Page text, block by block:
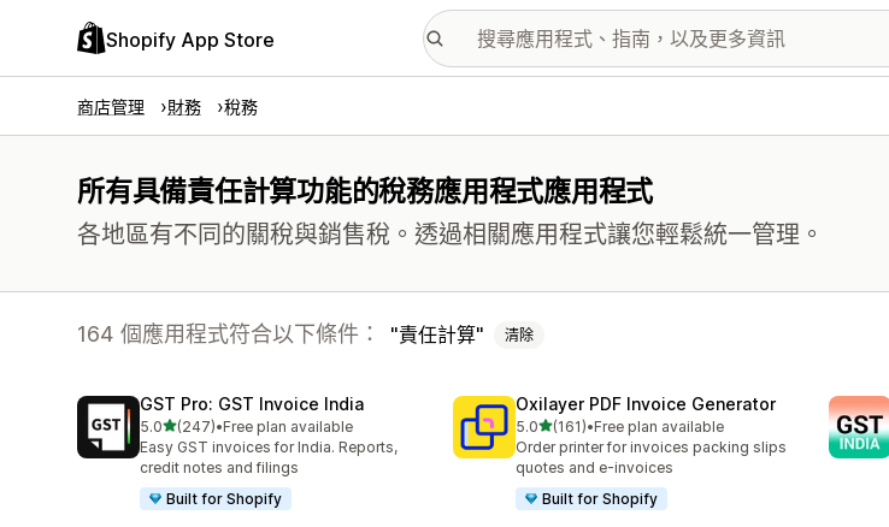
Shopify App Store
商店管理 財務 稅務
所有具備責任計算功能的稅務應用程式應用程式
各地區有不同的關稅與銷售稅。透過相關應用程式讓您輕鬆統一管理。
164 個應用程式符合以下條件： 責任計算 清除
GST Pro: GST Invoice India
5.0滿分 5 顆星
(247)
共有 247 則評價
•Free plan available
Easy GST invoices for India. Reports,
credit notes and filings
Built for Shopify
Oxilayer PDF Invoice Generator
5.0滿分 5 顆星
(161)
共有 161 則評價
•Free plan available
Order printer for invoices packing slips
quotes and e-invoices
Built for Shopify